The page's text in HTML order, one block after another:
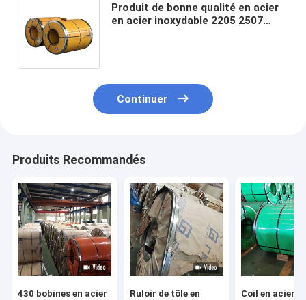
Produit de bonne qualité en acier
en acier inoxydable 2205 2507
Continuer
Produits Recommandés
430 bobines en acier
Ruloir de tôle en
Coil en acier